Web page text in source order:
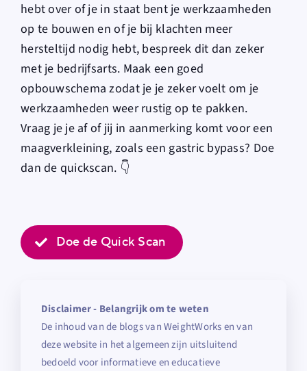
hebt over of je in staat bent je werkzaamheden
op te bouwen en of je bij klachten meer
hersteltijd nodig hebt, bespreek dit dan zeker
met je bedrijfsarts. Maak een goed
opbouwschema zodat je je zeker voelt om je
werkzaamheden weer rustig op te pakken.
Vraag je je af of jij in aanmerking komt voor een
maagverkleining, zoals een gastric bypass? Doe
dan de quickscan. 👇
Doe de Quick Scan
Disclaimer - Belangrijk om te weten
De inhoud van de blogs van WeightWorks en van
deze website in het algemeen zijn uitsluitend
bedoeld voor informatieve en educatieve